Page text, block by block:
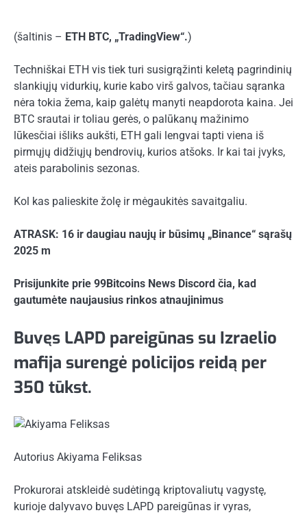
(šaltinis – ETH BTC, „TradingView“.)
Techniškai ETH vis tiek turi susigrąžinti keletą pagrindinių
slankiųjų vidurkių, kurie kabo virš galvos, tačiau sąranka
nėra tokia žema, kaip galėtų manyti neapdorota kaina. Jei
BTC srautai ir toliau gerės, o palūkanų mažinimo
lūkesčiai išliks aukšti, ETH gali lengvai tapti viena iš
pirmųjų didžiųjų bendrovių, kurios atšoks. Ir kai tai įvyks,
ateis parabolinis sezonas.
Kol kas palieskite žolę ir mėgaukitės savaitgaliu.
ATRASK: 16 ir daugiau naujų ir būsimų „Binance“ sąrašų
2025 m
Prisijunkite prie 99Bitcoins News Discord čia, kad
gautumėte naujausius rinkos atnaujinimus
Buvęs LAPD pareigūnas su Izraelio
mafija surengė policijos reidą per
350 tūkst.
Autorius Akiyama Feliksas
Prokurorai atskleidė sudėtingą kriptovaliutų vagystę,
kurioje dalyvavo buvęs LAPD pareigūnas ir vyras,